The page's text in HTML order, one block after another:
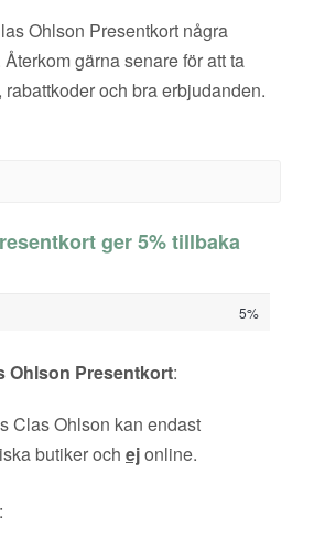
Ohlson Presentkort några
gärna senare för att ta
och bra erbjudanden.
ger 5% tillbaka
5%
Ohlson Presentkort:
Clas Ohlson kan endast
butiker och ejonline.
: